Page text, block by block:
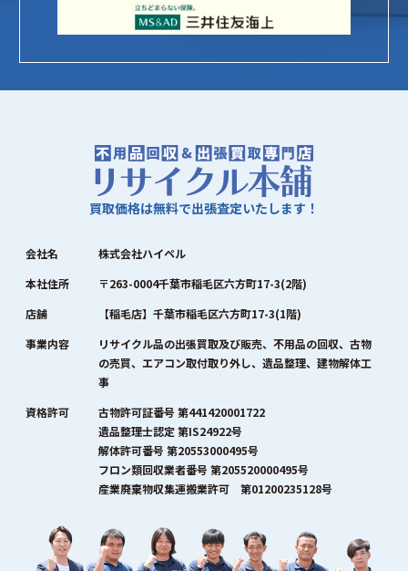
買取価格は無料で出張査定いたします！
会社名
株式会社ハイペル
本社住所
〒263-0004千葉市稲毛区六方町17-3(2階)
店舗
【稲毛店】千葉市稲毛区六方町17-3(1階)
事業内容
リサイクル品の出張買取及び販売、不用品の回収、古物
の売買、エアコン取付取り外し、遺品整理、建物解体工
事
資格許可
古物許可証番号 第441420001722
遺品整理士認定 第IS24922号
解体許可番号 第20553000495号
フロン類回収業者番号 第205520000495号
産業廃棄物収集運搬業許可 第01200235128号